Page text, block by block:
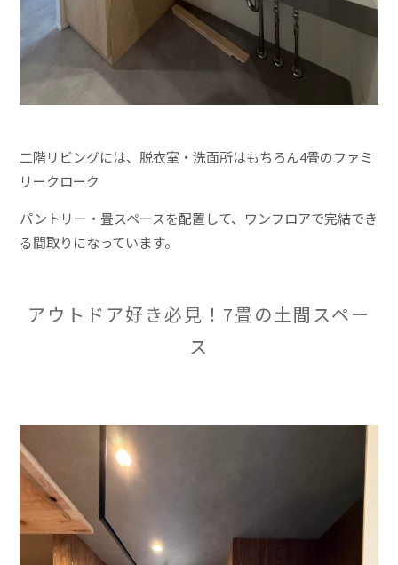
二階リビングには、脱衣室・洗面所はもちろん4畳のファミ
リークローク
パントリー・畳スペースを配置して、ワンフロアで完結でき
る間取りになっています。
アウトドア好き必見！7畳の土間スペー
ス